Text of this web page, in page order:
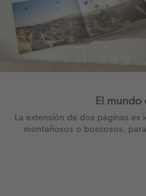
El
La extensión de dos páginas es
montañosos o boscosos,